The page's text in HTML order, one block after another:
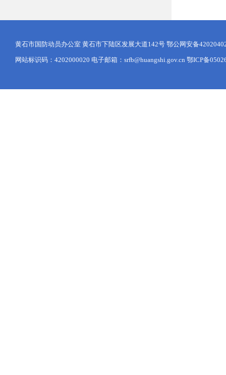
黄石市国防动员办公室 黄石市下陆区发展大道142号 鄂公网安备
网站标识码：4202000020 电子邮箱：srfb@huangshi.gov.cn 鄂ICP备